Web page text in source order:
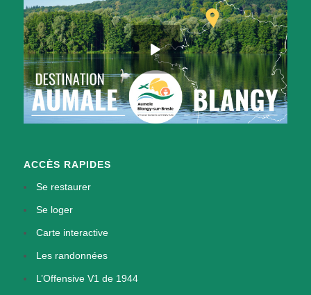
ACCÈS RAPIDES
Se restaurer
Se loger
Carte interactive
Les randonnées
L’Offensive V1 de 1944